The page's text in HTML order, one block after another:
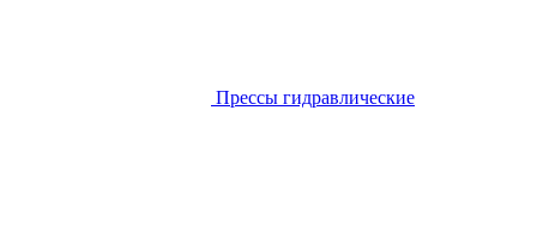
Прессы гидравлические